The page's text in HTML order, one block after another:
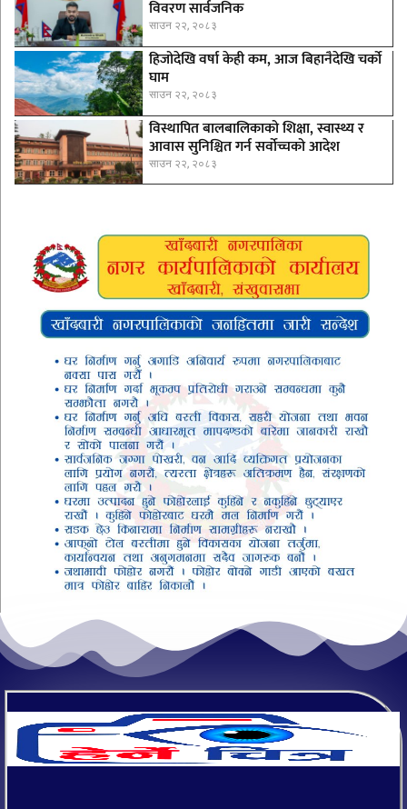
विवरण सार्वजनिक
साउन २२, २०८३
हिजोदेखि वर्षा केही कम, आज बिहानैदेखि चर्को
घाम
साउन २२, २०८३
विस्थापित बालबालिकाको शिक्षा, स्वास्थ्य र
आवास सुनिश्चित गर्न सर्वोच्चको आदेश
साउन २२, २०८३